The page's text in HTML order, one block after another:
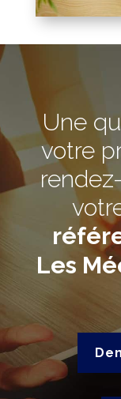
Une
votre
Les